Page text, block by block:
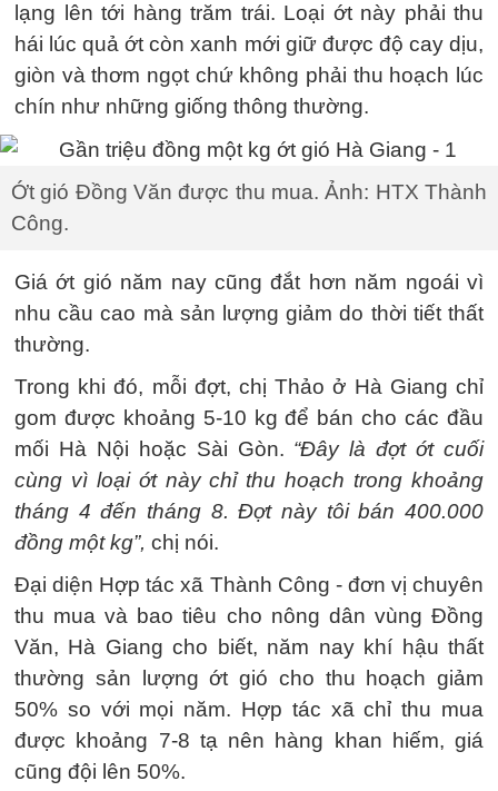
lạng lên tới hàng trăm trái. Loại ớt này phải thu
hái lúc quả ớt còn xanh mới giữ được độ cay dịu,
giòn và thơm ngọt chứ không phải thu hoạch lúc
chín như những giống thông thường.
Ớt gió Đồng Văn được thu mua. Ảnh: HTX Thành
Công.
Giá ớt gió năm nay cũng đắt hơn năm ngoái vì
nhu cầu cao mà sản lượng giảm do thời tiết thất
thường.
Trong khi đó, mỗi đợt, chị Thảo ở Hà Giang chỉ
gom được khoảng 5-10 kg để bán cho các đầu
mối Hà Nội hoặc Sài Gòn. “Đây là đợt ớt cuối
cùng vì loại ớt này chỉ thu hoạch trong khoảng
tháng 4 đến tháng 8. Đợt này tôi bán 400.000
đồng một kg”, chị nói.
Đại diện Hợp tác xã Thành Công - đơn vị chuyên
thu mua và bao tiêu cho nông dân vùng Đồng
Văn, Hà Giang cho biết, năm nay khí hậu thất
thường sản lượng ớt gió cho thu hoạch giảm
50% so với mọi năm. Hợp tác xã chỉ thu mua
được khoảng 7-8 tạ nên hàng khan hiếm, giá
cũng đội lên 50%.